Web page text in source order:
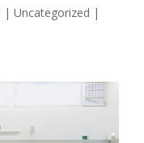
| Uncategorized |